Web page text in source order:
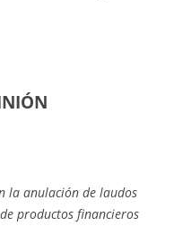
la anulación de laudos
productos financieros